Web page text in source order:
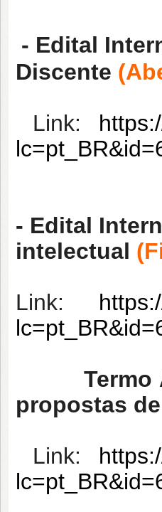
- Edital
Discente
Link:
- Edital
intelectual
Link:
propostas
Link: